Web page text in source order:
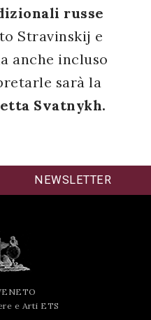
russe
Stravinskij e
anche incluso
sarà la
Svatnykh.
NEWSLETTER
e Arti ETS